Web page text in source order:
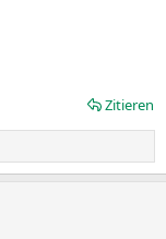
Zitieren